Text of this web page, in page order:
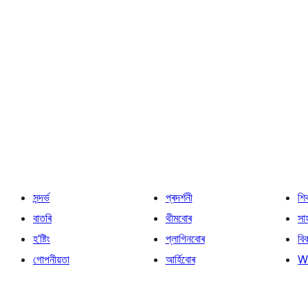
সন্দৰ্ভ
বাতৰি
হ’ষ্টিং
গোপনীয়তা
প্ৰদৰ্শনী
থীমবোৰ
প্লাগিনবোৰ
আৰ্হিবোৰ